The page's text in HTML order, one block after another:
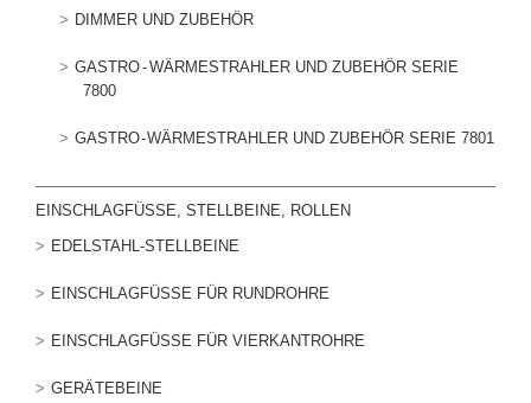
DIMMER UND ZUBEHÖR
GASTRO - WÄRMESTRAHLER UND ZUBEHÖR SERIE
7800
GASTRO - WÄRMESTRAHLER UND ZUBEHÖR SERIE 7801
EINSCHLAGFÜSSE, STELLBEINE, ROLLEN
EDELSTAHL-STELLBEINE
EINSCHLAGFÜSSE FÜR RUNDROHRE
EINSCHLAGFÜSSE FÜR VIERKANTROHRE
GERÄTEBEINE